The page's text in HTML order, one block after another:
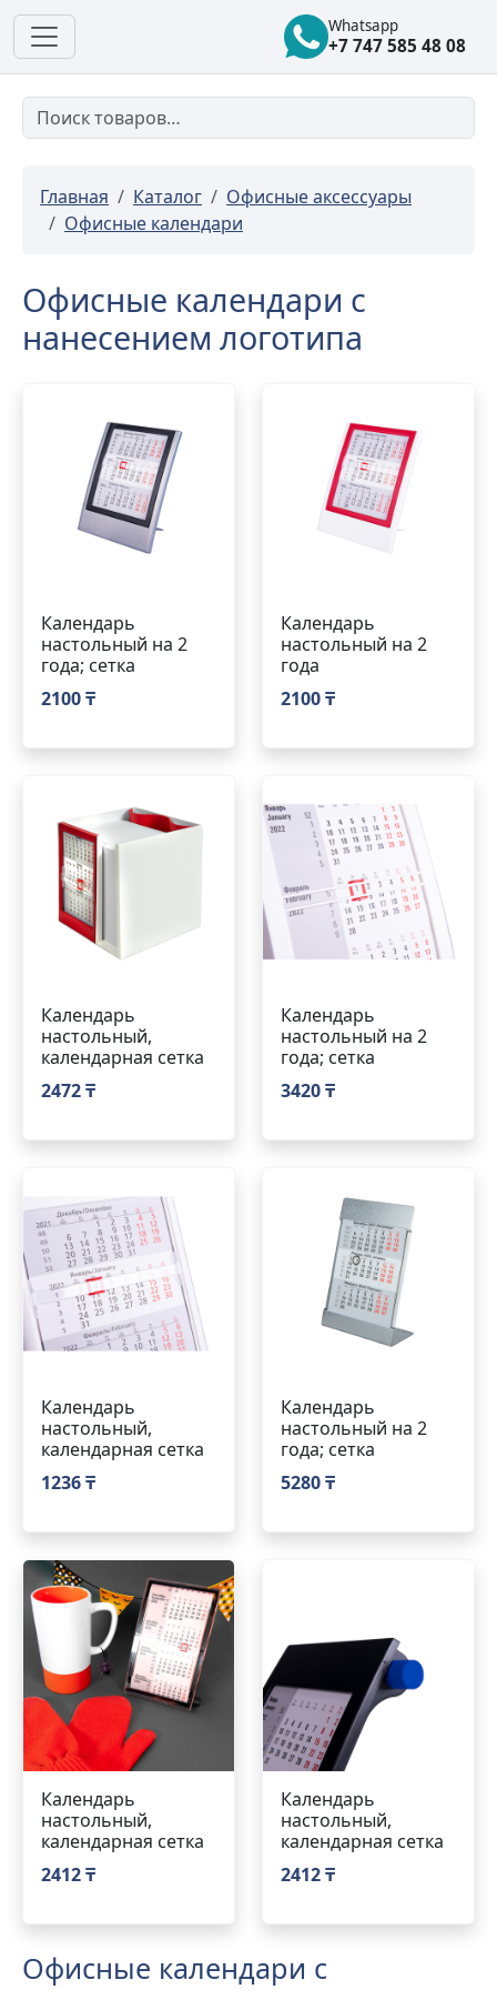
Whatsapp
+7 747 585 48 08
Главная Каталог
Офисные аксессуары
Офисные календари
Офисные календари с
нанесением логотипа
Календарь
настольный на 2
года; сетка
2100 ₸
Календарь
настольный на 2
года
2100 ₸
Календарь
настольный,
календарная сетка
2472 ₸
Календарь
настольный на 2
года; сетка
3420 ₸
Календарь
настольный,
календарная сетка
1236 ₸
Календарь
настольный на 2
года; сетка
5280 ₸
Календарь
настольный,
календарная сетка
2412 ₸
Календарь
настольный,
календарная сетка
2412 ₸
Офисные календари с